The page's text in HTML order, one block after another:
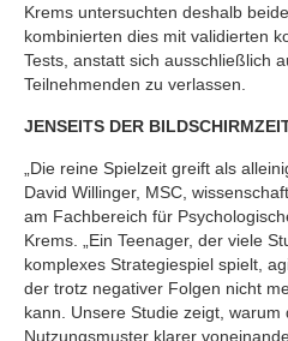
Krems untersuchten deshalb
kombinierten dies mit validierten
Tests, anstatt sich ausschließlich
Teilnehmenden zu verlassen.
JENSEITS DER
„Die reine Spielzeit greift als
David Willinger, MSC,
am Fachbereich für
Krems. „Ein Teenager, der viele
komplexes Strategiespiel spielt,
der trotz negativer Folgen nicht
kann. Unsere Studie zeigt,
Nutzungsmuster klarer